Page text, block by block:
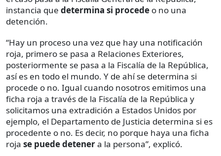
instancia que determina si procede o no una
detención.
“Hay un proceso una vez que hay una notificación
roja, primero se pasa a Relaciones Exteriores,
posteriormente se pasa a la Fiscalía de la República,
así es en todo el mundo. Y de ahí se determina si
procede o no. Igual cuando nosotros emitimos una
ficha roja a través de la Fiscalía de la República y
solicitamos una extradición a Estados Unidos por
ejemplo, el Departamento de Justicia determina si es
procedente o no. Es decir, no porque haya una ficha
roja se puede detenera la persona”, explicó.